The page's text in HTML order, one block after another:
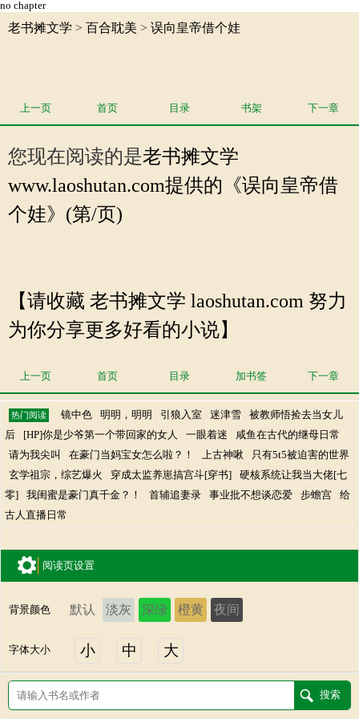
no chapter
老书摊文学 > 百合耽美 > 误向皇帝借个娃
上一页 首页 目录 书架 下一章
您现在阅读的是老书摊文学
www.laoshutan.com提供的《误向皇帝借
个娃》(第/页)
【请收藏 老书摊文学 laoshutan.com 努力
为你分享更多好看的小说】
上一页 首页 目录 加书签 下一章
热门阅读 镜中色 明明，明明 引狼入室 迷津雪
被教师悟捡去当女儿
后
[HP]你是少爷第一个带回家的女人 一眼着迷
咸鱼在古代的继母日常
请为我尖叫
在豪门当妈宝女怎么啦？！ 上古神啾
只有5t5被迫害的世界
玄学祖宗，综艺爆火
穿成太监养崽搞宫斗[穿书]
硬核系统让我当大佬[七
零]
我闺蜜是豪门真千金？！ 首辅追妻录 事业批不想谈恋爱 步蟾宫
给
古人直播日常
阅读页设置
背景颜色 默认 淡灰 深绿 橙黄 夜间
字体大小 小 中 大